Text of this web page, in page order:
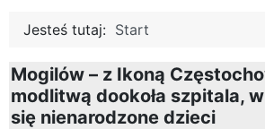
Jesteś tutaj: Start
Mogilów – z Ikoną
modlitwą dookoła szpitala,
się nienarodzone dzieci